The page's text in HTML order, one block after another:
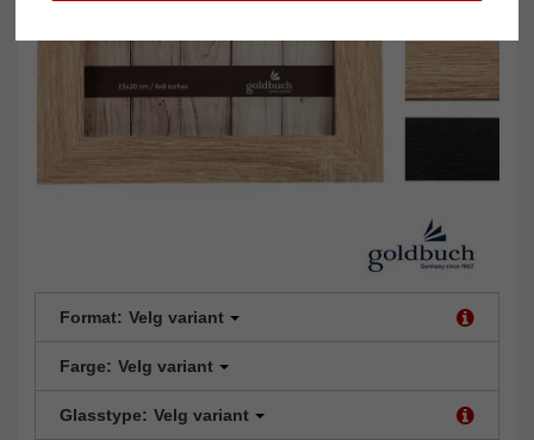
Format: Velg variant
Farge: Velg variant
Glasstype: Velg variant